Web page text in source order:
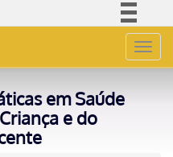
Acesso à informação
em Saúde
e do